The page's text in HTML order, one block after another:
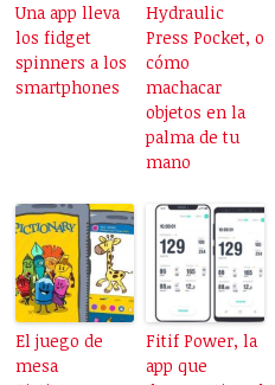
Una app lleva
los fidget
spinners a los
smartphones
Hydraulic
Press Pocket, o
cómo
machacar
objetos en la
palma de tu
mano
El juego de
mesa
Fitif Power, la
app que